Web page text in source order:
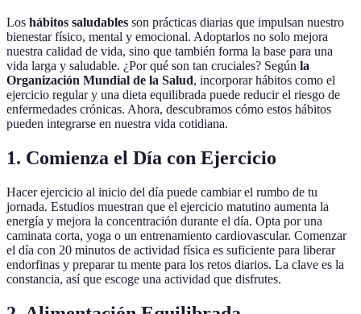
Los hábitos saludables son prácticas diarias que impulsan nuestro
bienestar físico, mental y emocional. Adoptarlos no solo mejora
nuestra calidad de vida, sino que también forma la base para una
vida larga y saludable. ¿Por qué son tan cruciales? Según la
Organización Mundial de la Salud, incorporar hábitos como el
ejercicio regular y una dieta equilibrada puede reducir el riesgo de
enfermedades crónicas. Ahora, descubramos cómo estos hábitos
pueden integrarse en nuestra vida cotidiana.
1. Comienza el Día con Ejercicio
Hacer ejercicio al inicio del día puede cambiar el rumbo de tu
jornada. Estudios muestran que el ejercicio matutino aumenta la
energía y mejora la concentración durante el día. Opta por una
caminata corta, yoga o un entrenamiento cardiovascular. Comenzar
el día con 20 minutos de actividad física es suficiente para liberar
endorfinas y preparar tu mente para los retos diarios. La clave es la
constancia, así que escoge una actividad que disfrutes.